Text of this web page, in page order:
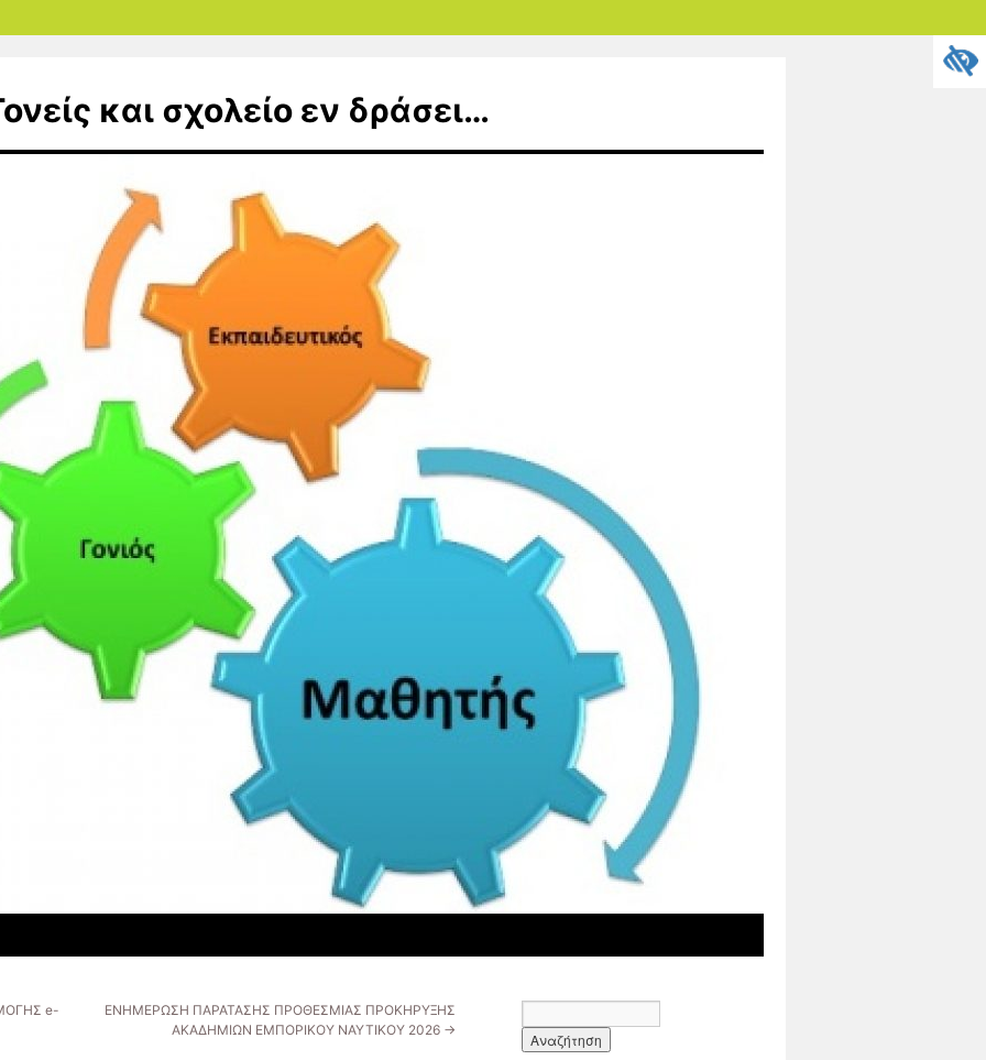
και σχολείο εν δράσει…
e-
ΕΝΗΜΕΡΩΣΗ ΠΑΡΑΤΑΣΗΣ ΠΡΟΘΕΣΜΙΑΣ ΠΡΟΚΗΡΥΞΗΣ
ΑΚΑΔΗΜΙΩΝ ΕΜΠΟΡΙΚΟΥ ΝΑΥΤΙΚΟΥ 2026 →